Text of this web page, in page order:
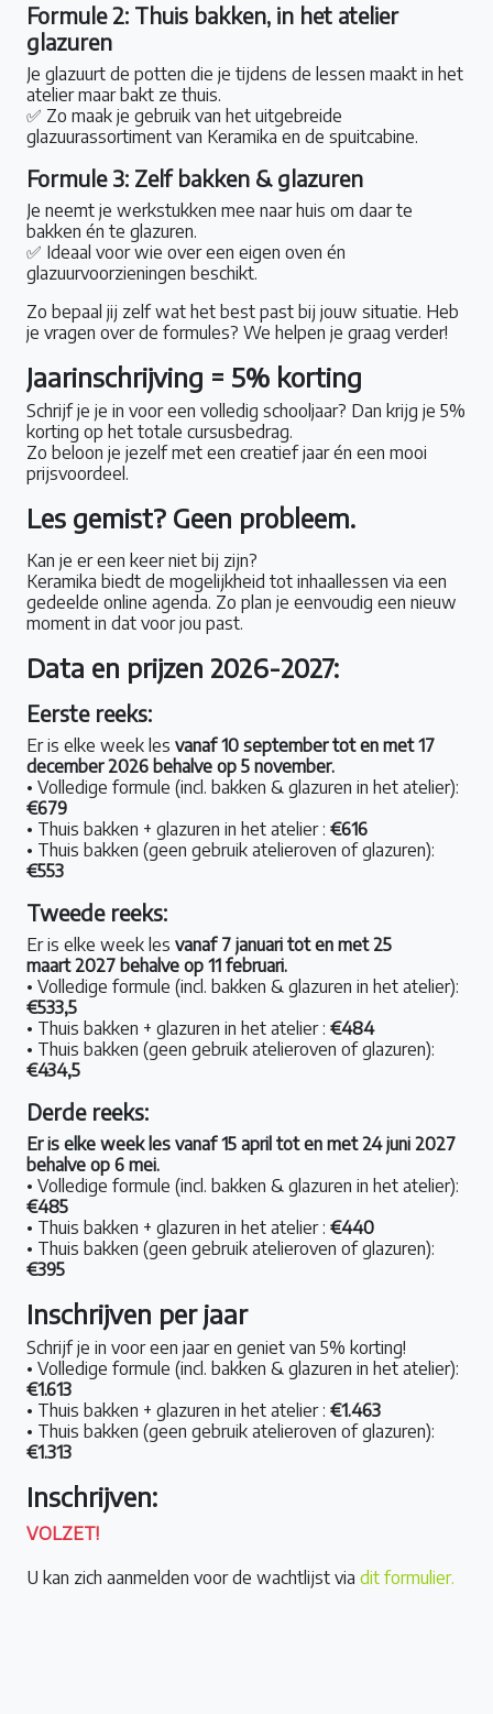
Formule 2: Thuis bakken, in het atelier
glazuren
Je glazuurt de potten die je tijdens de lessen maakt in het
atelier maar bakt ze thuis.
✅ Zo maak je gebruik van het uitgebreide
glazuurassortiment van Keramika en de spuitcabine.
Formule 3: Zelf bakken & glazuren
Je neemt je werkstukken mee naar huis om daar te
bakken én te glazuren.
✅ Ideaal voor wie over een eigen oven én
glazuurvoorzieningen beschikt.
Zo bepaal jij zelf wat het best past bij jouw situatie. Heb
je vragen over de formules? We helpen je graag verder!
Jaarinschrijving = 5% korting
Schrijf je je in voor een volledig schooljaar? Dan krijg je 5%
korting op het totale cursusbedrag.
Zo beloon je jezelf met een creatief jaar én een mooi
prijsvoordeel.
Les gemist? Geen probleem.
Kan je er een keer niet bij zijn?
Keramika biedt de mogelijkheid tot inhaallessen via een
gedeelde online agenda. Zo plan je eenvoudig een nieuw
moment in dat voor jou past.
Data en prijzen 2026-2027:
Eerste reeks:
Er is elke week les vanaf 10 september tot en met 17
december 2026 behalve op 5 november.
• Volledige formule (incl. bakken & glazuren in het atelier):
€679
• Thuis bakken + glazuren in het atelier : €616
• Thuis bakken (geen gebruik atelieroven of glazuren):
€553
Tweede reeks:
Er is elke week les vanaf 7 januari tot en met 25
maart 2027 behalve op 11 februari.
• Volledige formule (incl. bakken & glazuren in het atelier):
€533,5
• Thuis bakken + glazuren in het atelier : €484
• Thuis bakken (geen gebruik atelieroven of glazuren):
€434,5
Derde reeks:
Er is elke week les vanaf 15 april tot en met 24 juni 2027
behalve op 6 mei.
• Volledige formule (incl. bakken & glazuren in het atelier):
€485
• Thuis bakken + glazuren in het atelier : €440
• Thuis bakken (geen gebruik atelieroven of glazuren):
€395
Inschrijven per jaar
Schrijf je in voor een jaar en geniet van 5% korting!
• Volledige formule (incl. bakken & glazuren in het atelier):
€1.613
• Thuis bakken + glazuren in het atelier : €1.463
• Thuis bakken (geen gebruik atelieroven of glazuren):
€1.313
Inschrijven:
VOLZET!
U kan zich aanmelden voor de wachtlijst via dit formulier.